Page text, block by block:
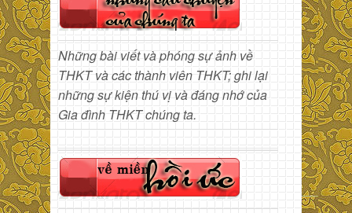
Những bài viết và phóng sự ảnh về
THKT và các thành viên THKT; ghi lại
những sự kiện thú vị và đáng nhớ của
Gia đình THKT chúng ta.